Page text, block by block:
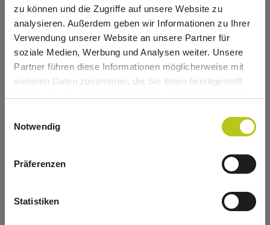
zu können und die Zugriffe auf unsere Website zu
analysieren. Außerdem geben wir Informationen zu Ihrer
Verwendung unserer Website an unsere Partner für
soziale Medien, Werbung und Analysen weiter. Unsere
Partner führen diese Informationen möglicherweise mit
weiteren Daten zusammen, die Sie ihnen bereitgestellt
Notwendig
Präferenzen
Statistiken
Oops!
Something went wrong. Please try